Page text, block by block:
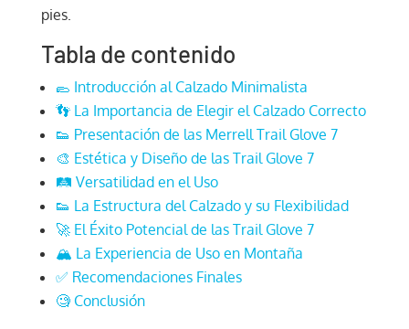
pies.
Tabla de contenido
🥿 Introducción al Calzado Minimalista
👣 La Importancia de Elegir el Calzado Correcto
👟 Presentación de las Merrell Trail Glove 7
🎨 Estética y Diseño de las Trail Glove 7
🛤️ Versatilidad en el Uso
👟 La Estructura del Calzado y su Flexibilidad
🚀 El Éxito Potencial de las Trail Glove 7
🏔️ La Experiencia de Uso en Montaña
✅ Recomendaciones Finales
🧐 Conclusión